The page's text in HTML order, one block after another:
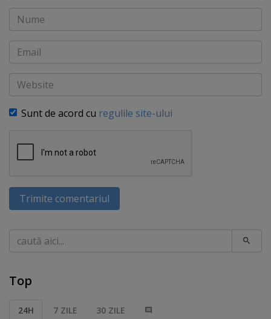
Nume
Email
Website
Sunt de acord cu regulile site-ului
Trimite comentariul
Caută
Top
24H 7 ZILE 30 ZILE